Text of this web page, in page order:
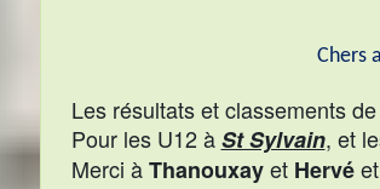
Chers
Les résultats et classements
Pour les U12 àSt Sylvain, et
Merci àThanouxayet Hervéet